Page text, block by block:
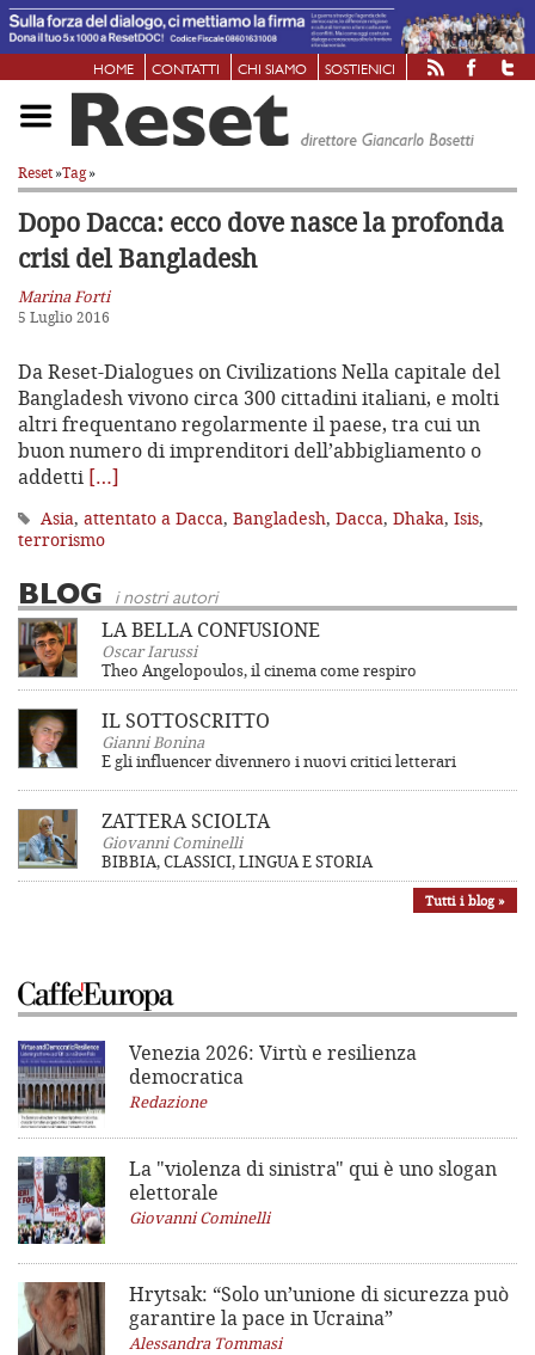
HOME CONTATTI CHI SIAMO SOSTIENICI
Reset»Tag»
Dopo Dacca: ecco dove nascela profonda
crisi del Bangladesh
Marina Forti
5 Luglio 2016
Da Reset-Dialogues on Civilizations Nella capitale del
Bangladesh vivono circa 300 cittadini italiani, e molti
altri frequentano regolarmente il paese, tra cui un
buon numero di imprenditori dell’abbigliamento o
addetti […]
Asia, attentato a Dacca, Bangladesh, Dacca, Dhaka, Isis,
terrorismo
BLOG i nostri autori
LA BELLA CONFUSIONE
Oscar Iarussi
Theo Angelopoulos, il cinema come respiro
IL SOTTOSCRITTO
Gianni Bonina
E gli influencer divennero i nuovi critici letterari
ZATTERA SCIOLTA
Giovanni Cominelli
BIBBIA, CLASSICI, LINGUA E STORIA
Tutti i blog »
Venezia 2026: Virtù e resilienza
democratica
Redazione
La "violenza di sinistra" qui è uno slogan
elettorale
Giovanni Cominelli
Hrytsak: “Solo un’unione di sicurezza può
garantire la pace in Ucraina”
Alessandra Tommasi